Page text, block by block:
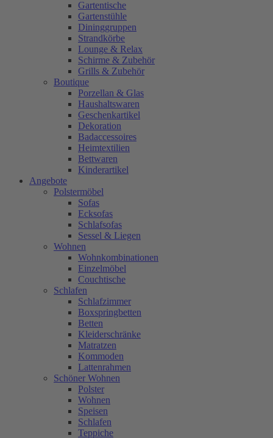
Gartentische
Gartenstühle
Dininggruppen
Strandkörbe
Lounge & Relax
Schirme & Zubehör
Grills & Zubehör
Boutique
Porzellan & Glas
Haushaltswaren
Geschenkartikel
Dekoration
Badaccessoires
Heimtextilien
Bettwaren
Kinderartikel
Angebote
Polstermöbel
Sofas
Ecksofas
Schlafsofas
Sessel & Liegen
Wohnen
Wohnkombinationen
Einzelmöbel
Couchtische
Schlafen
Schlafzimmer
Boxspringbetten
Betten
Kleiderschränke
Matratzen
Kommoden
Lattenrahmen
Schöner Wohnen
Polster
Wohnen
Speisen
Schlafen
Teppiche